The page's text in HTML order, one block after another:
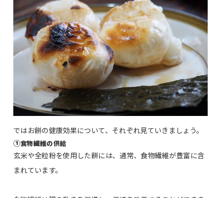
ではお餅の健康効果について、それぞれ見ていきましょう。
①食物繊維の供給
玄米や全粒粉を使用した餅には、通常、食物繊維が豊富に含
まれています。